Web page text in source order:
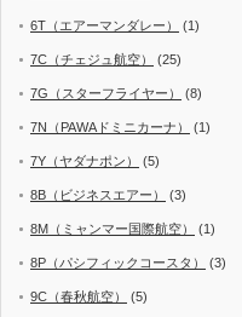
6T（エアーマンダレー） (1)
7C（チェジュ航空） (25)
7G（スターフライヤー） (8)
7N（PAWAドミニカーナ） (1)
7Y（ヤダナポン） (5)
8B（ビジネスエアー） (3)
8M（ミャンマー国際航空） (1)
8P（パシフィックコースタ） (3)
9C（春秋航空） (5)